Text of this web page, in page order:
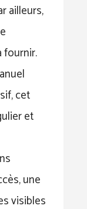
ailleurs,
fournir.
cet
et
une
visibles